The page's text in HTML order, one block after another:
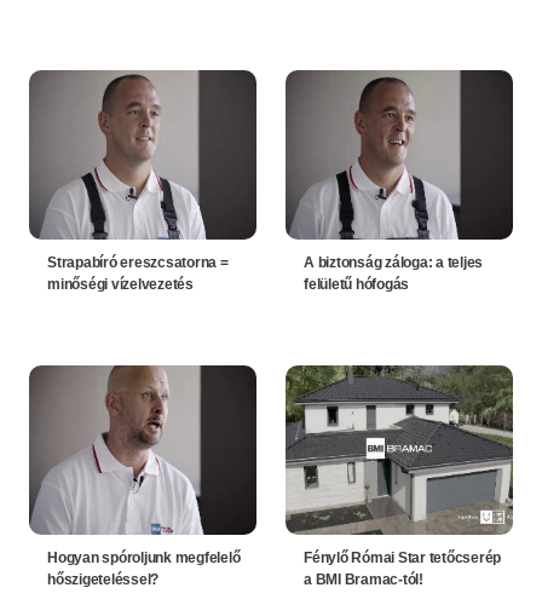
Strapabíró ereszcsatorna =
minőségi vízelvezetés
A biztonság záloga: a teljes
felületű hófogás
Hogyan spóroljunk megfelelő
hőszigeteléssel?
Fénylő Római Star tetőcserép
a BMI Bramac-tól!